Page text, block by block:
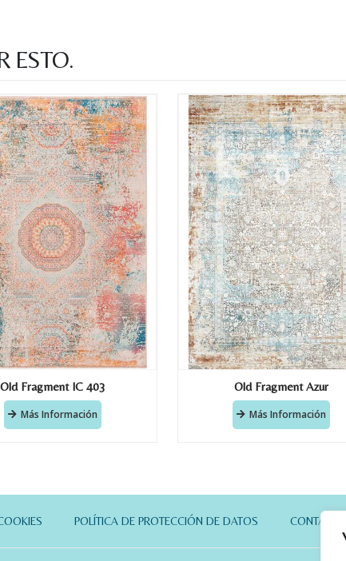
ESTO.
Old Fragment IC 403
Más Información
Old Fragment Azur
Más Información
POLÍTICA DE PROTECCIÓN DE DATOS CONTACTO